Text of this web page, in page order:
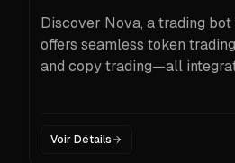
Discover Nova, a trading
offers seamless token
and copy trading—all
Voir Détails